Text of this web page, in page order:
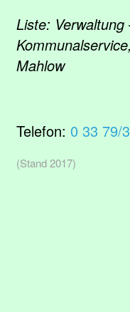
Liste: Verwaltung
Mahlow
Telefon: 0 33 79/
(Stand 2017)